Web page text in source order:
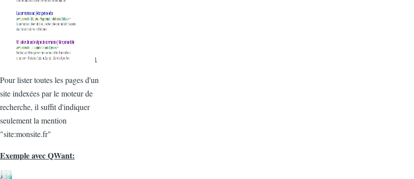
Pour lister toutes les pages d'un
site indexées par le moteur de
recherche, il suffit d'indiquer
seulement la mention
"site:monsite.fr"
Exemple avec QWant: